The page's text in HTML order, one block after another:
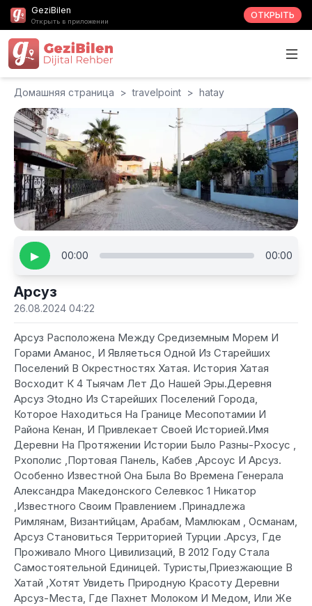
GeziBilen
Открыть в приложении
ОТКРЫТЬ
Домашняя страница > travelpoint > hatay
▶ 00:00 00:00
Арсуз
26.08.2024 04:22
Арсуз Расположена Между Средиземным Морем И
Горами Аманос, И Являеться Одной Из Старейших
Поселений В Окрестностях Хатая. История Хатая
Восходит К 4 Тыячам Лет До Нашей Эры.Деревня
Арсуз Эtодно Из Старейших Поселений Города,
Которое Находиться На Границе Месопотамии И
Района Кенан, И Привлекает Своей Историей.Имя
Деревни На Протяжении Истории Было Разны-Рхосус ,
Рхополис ,Портовая Панель, Кабев ,Арсоус И Арсуз.
Особенно Известной Она Была Во Времена Генерала
Александра Македонского Селевкос 1 Никатор
,Известного Своим Правлением .Принадлежа
Римлянам, Византийцам, Арабам, Мамлюкам , Османам,
Арсуз Становиться Территорией Турции .Арсуз, Где
Проживало Много Цивилизаций, В 2012 Году Стала
Самостоятельной Единицей. Туристы,Приезжающие В
Хатай ,Хотят Увидеть Природную Красоту Деревни
Арсуз-Места, Где Пахнет Молоком И Медом, Или Же